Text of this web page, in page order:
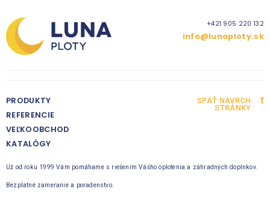
+421 905 220 132
info@lunaploty.sk
PRODUKTY
REFERENCIE
VEĽKOOBCHOD
KATALÓGY
SPÄŤ NAVRCH
STRÁNKY
Už od roku 1999 Vám pomáhame s riešením Vášho oplotenia a záhradných doplnkov.
Bezplatné zameranie a poradenstvo.